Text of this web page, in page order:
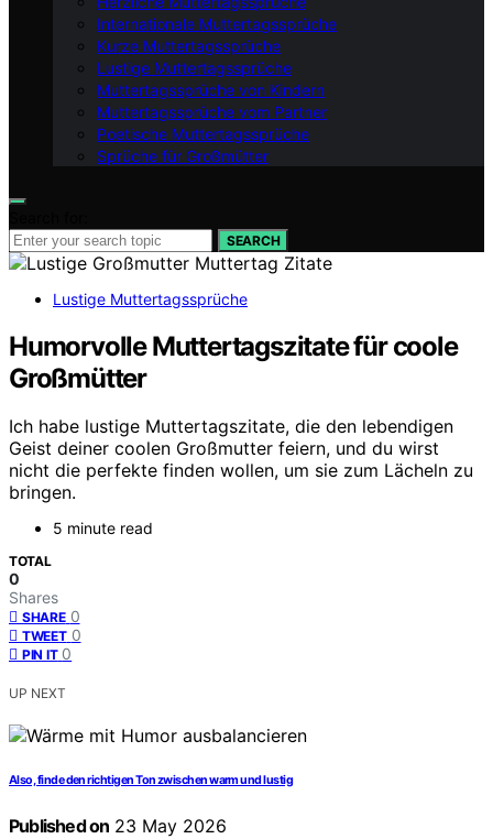
Internationale Muttertagssprüche
Kurze Muttertagssprüche
Lustige Muttertagssprüche
Muttertagssprüche von Kindern
Muttertagssprüche vom Partner
Poetische Muttertagssprüche
Sprüche für Großmütter
SEARCH
Lustige Muttertagssprüche
Humorvolle Muttertagszitate für coole
Großmütter
Ich habe lustige Muttertagszitate, die den lebendigen
Geist deiner coolen Großmutter feiern, und du wirst
nicht die perfekte finden wollen, um sie zum Lächeln zu
bringen.
5 minute read
TOTAL
0
Shares
SHARE 0
TWEET 0
PIN IT 0
UP NEXT
Also, finde den richtigen Ton zwischen warm und lustig
Published on 23 May 2026